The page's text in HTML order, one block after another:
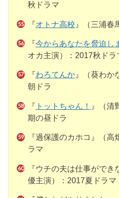
秋ドラマ
『オトナ高校 』（三浦春
『今からあなたを脅迫し
オカ主演）：2017秋ドラ
『 わろてんか』（葵わか
朝ドラ
『 トットちゃん！
』（清
期の昼ドラ
『過保護のカホコ』（
ラマ
『ウチの夫は仕事がで
優主演）：2017夏ドラマ